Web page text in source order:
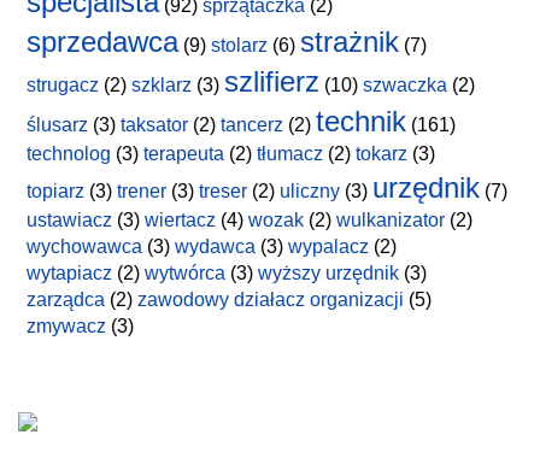
(92) sprzątaczka (2)
sprzedawca(9) stolarz (6) strażnik (7)
strugacz (2) szklarz (3) szlifierz (10) szwaczka (2)
ślusarz (3) taksator (2) tancerz (2) technik (161)
technolog (3) terapeuta (2) tłumacz (2) tokarz (3)
topiarz (3) trener (3) treser (2) uliczny (3) urzędnik (7)
ustawiacz (3) wiertacz (4) wozak (2) wulkanizator (2)
wychowawca (3) wydawca (3) wypalacz (2)
wytapiacz (2) wytwórca (3) wyższy urzędnik (3)
zarządca (2) zawodowy działacz organizacji (5)
zmywacz (3)